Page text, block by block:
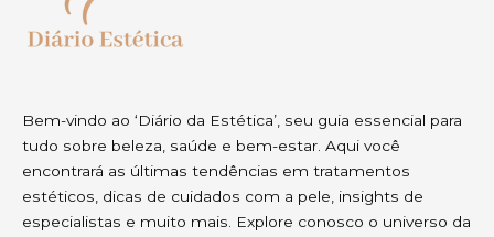
Bem-vindo ao ‘Diário da Estética’, seu guia essencial para
tudo sobre beleza, saúde e bem-estar. Aqui você
encontrará as últimas tendências em tratamentos
estéticos, dicas de cuidados com a pele, insights de
especialistas e muito mais. Explore conosco o universo da